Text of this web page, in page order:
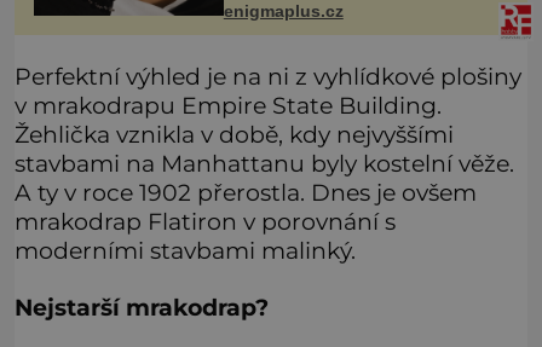
jiné pokusy o konzervaci.
Neporušené ostatky bývají považo
enigmaplus.cz
Perfektní výhled je na ni z vyhlídkové plošiny
v mrakodrapu Empire State Building.
Žehlička vznikla v době, kdy nejvyššími
stavbami na Manhattanu byly kostelní věže.
A ty v roce 1902 přerostla. Dnes je ovšem
mrakodrap Flatiron v porovnání s
moderními stavbami malinký.
Nejstarší mrakodrap?